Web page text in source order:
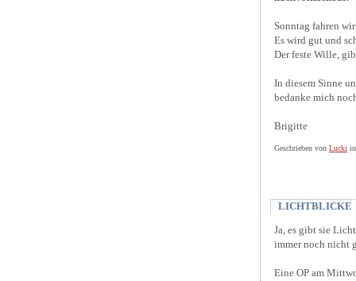
Sonntag fahren
Es wird gut und
Der feste Wille,
In diesem Sinne
bedanke mich
Brigitte
Geschrieben vonLucki
LICHTBLICKE
Ja, es gibt sie
immer noch nicht
Eine OP am